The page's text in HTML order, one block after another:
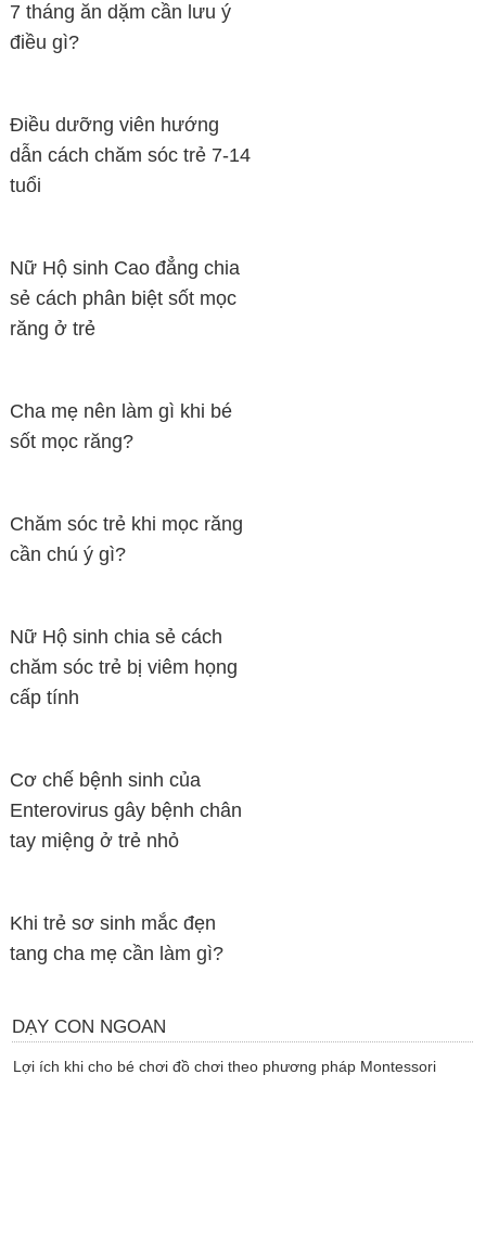
7 tháng ăn dặm cần lưu ý
điều gì?
Điều dưỡng viên hướng
dẫn cách chăm sóc trẻ 7-14
tuổi
Nữ Hộ sinh Cao đẳng chia
sẻ cách phân biệt sốt mọc
răng ở trẻ
Cha mẹ nên làm gì khi bé
sốt mọc răng?
Chăm sóc trẻ khi mọc răng
cần chú ý gì?
Nữ Hộ sinh chia sẻ cách
chăm sóc trẻ bị viêm họng
cấp tính
Cơ chế bệnh sinh của
Enterovirus gây bệnh chân
tay miệng ở trẻ nhỏ
Khi trẻ sơ sinh mắc đẹn
tang cha mẹ cần làm gì?
DẠY CON NGOAN
Lợi ích khi cho bé chơi đồ chơi theo phương pháp Montessori